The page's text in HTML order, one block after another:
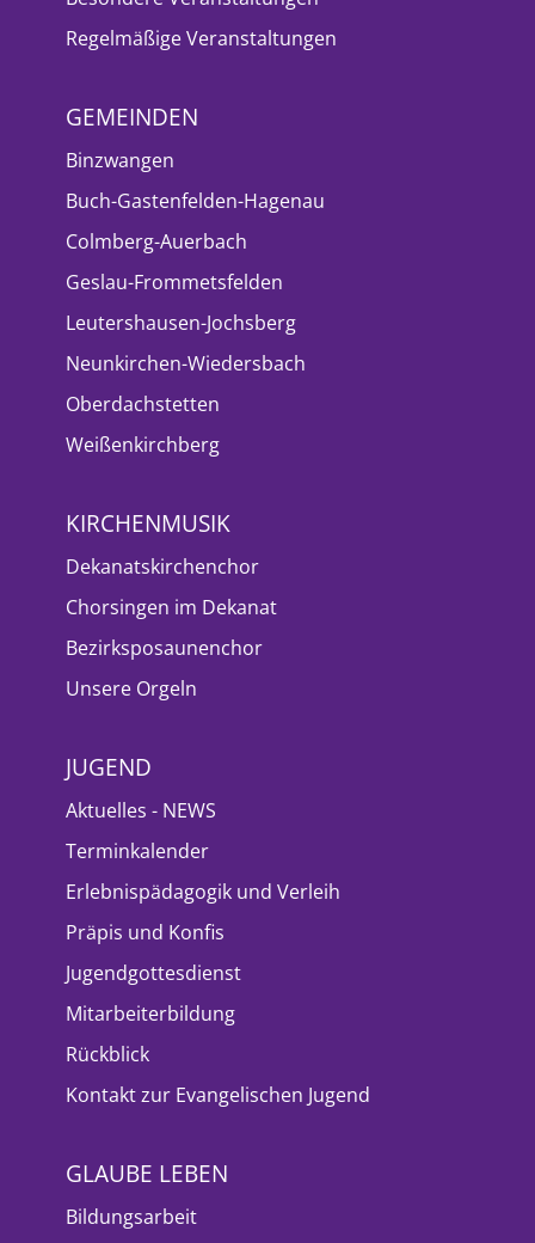
Regelmäßige Veranstaltungen
GEMEINDEN
Binzwangen
Buch-Gastenfelden-Hagenau
Colmberg-Auerbach
Geslau-Frommetsfelden
Leutershausen-Jochsberg
Neunkirchen-Wiedersbach
Oberdachstetten
Weißenkirchberg
KIRCHENMUSIK
Dekanatskirchenchor
Chorsingen im Dekanat
Bezirksposaunenchor
Unsere Orgeln
JUGEND
Aktuelles - NEWS
Terminkalender
Erlebnispädagogik und Verleih
Präpis und Konfis
Jugendgottesdienst
Mitarbeiterbildung
Rückblick
Kontakt zur Evangelischen Jugend
GLAUBE LEBEN
Bildungsarbeit